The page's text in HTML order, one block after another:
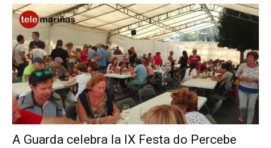
A Guarda celebra la IX Festa do Percebe